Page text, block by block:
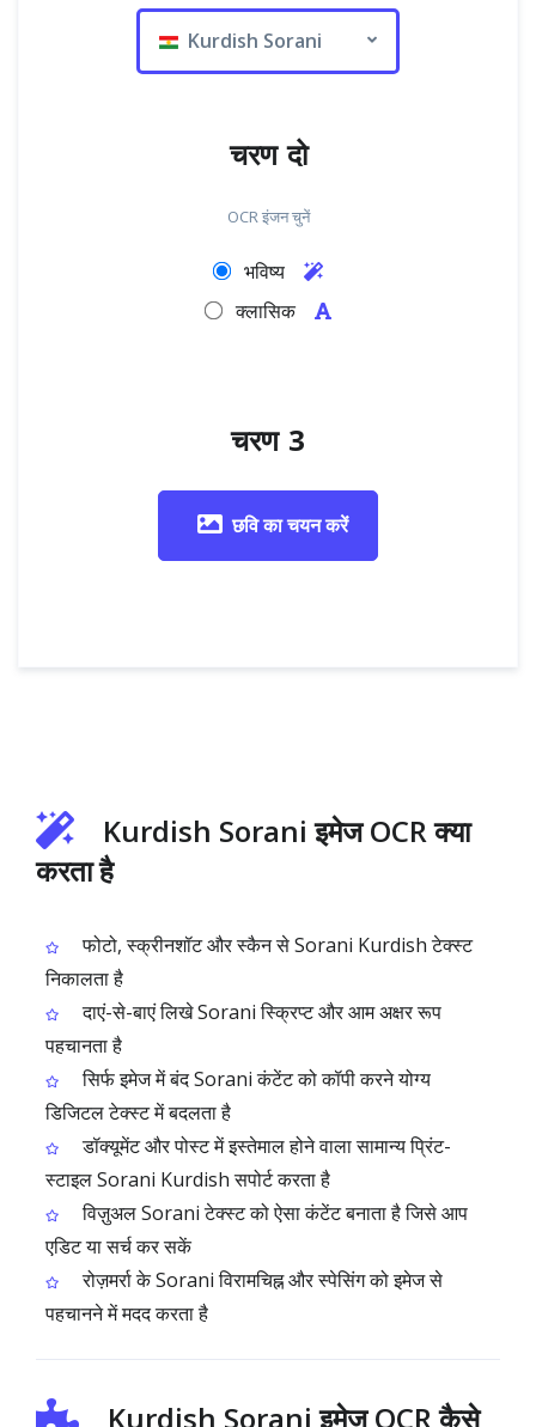
Kurdish Sorani
चरण दो
OCR इंजन चुनें
भविष्य
क्लासिक
चरण 3
छवि का चयन करें
Kurdish Sorani इमेज OCR क्या
करता है
फोटो, स्क्रीनशॉट और स्कैन से Sorani Kurdish टेक्स्ट
निकालता है
दाएं-से-बाएं लिखे Sorani स्क्रिप्ट और आम अक्षर रूप
पहचानता है
सिर्फ इमेज में बंद Sorani कंटेंट को कॉपी करने योग्य
डिजिटल टेक्स्ट में बदलता है
डॉक्यूमेंट और पोस्ट में इस्तेमाल होने वाला सामान्य प्रिंट-
स्टाइल Sorani Kurdish सपोर्ट करता है
विज़ुअल Sorani टेक्स्ट को ऐसा कंटेंट बनाता है जिसे आप
एडिट या सर्च कर सकें
रोज़मर्रा के Sorani विरामचिह्न और स्पेसिंग को इमेज से
पहचानने में मदद करता है
Kurdish Sorani इमेज OCR कैसे